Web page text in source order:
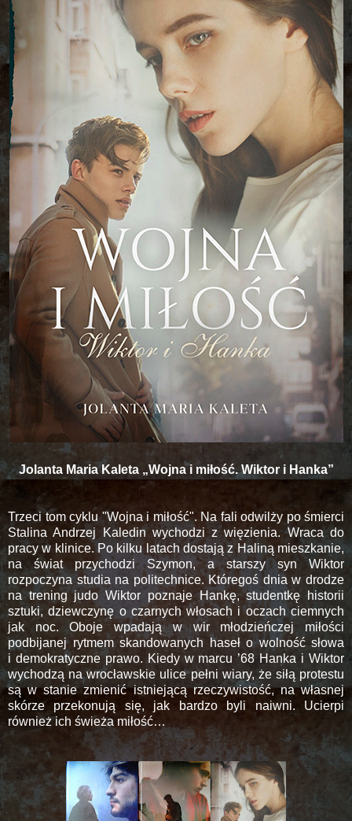
Jolanta Maria Kaleta „Wojna i miłość. Wiktor i Hanka”
Trzeci tom cyklu "Wojna i miłość". Na fali odwilży po śmierci
Stalina Andrzej Kaledin wychodzi z więzienia. Wraca do
pracy w klinice. Po kilku latach dostają z Haliną mieszkanie,
na świat przychodzi Szymon, a starszy syn Wiktor
rozpoczyna studia na politechnice. Któregoś dnia w drodze
na trening judo Wiktor poznaje Hankę, studentkę historii
sztuki, dziewczynę o czarnych włosach i oczach ciemnych
jak noc. Oboje wpadają w wir młodzieńczej miłości
podbijanej rytmem skandowanych haseł o wolność słowa
i demokratyczne prawo. Kiedy w marcu ’68 Hanka i Wiktor
wychodzą na wrocławskie ulice pełni wiary, że siłą protestu
są w stanie zmienić istniejącą rzeczywistość, na własnej
skórze przekonują się, jak bardzo byli naiwni. Ucierpi
również ich świeża miłość…